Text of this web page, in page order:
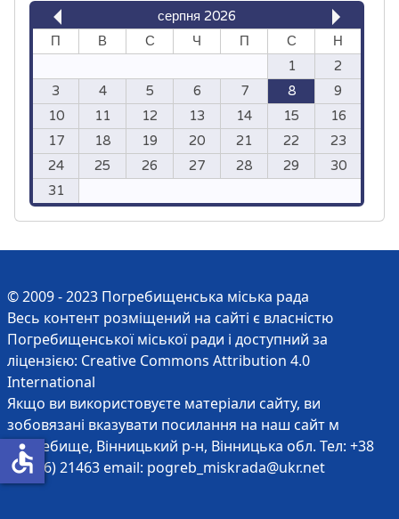
серпня 2026
П
В С Ч П С
Н
1
2
3
4 5 6 7 8
9
10
11 12 13 14 15
16
17
18 19 20 21 22
23
24
25 26 27 28 29
30
31
© 2009 - 2023 Погребищенська міська рада
Весь контент розміщений на сайті є власністю
Погребищенської міської ради і доступний за
ліцензією: Creative Commons Attribution 4.0
International
Якщо ви використовуєте матеріали сайту, ви
зобовязані вказувати посилання на наш сайт м
Погребище, Вінницький р-н, Вінницька обл. Тел: +38
(04346) 21463 email: pogreb_miskrada@ukr.net
accessible